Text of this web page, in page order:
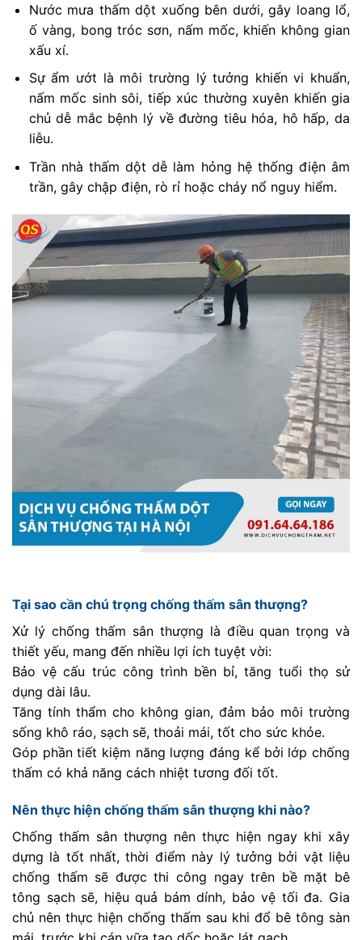
Nước mưa thấm dột xuống bên dưới, gây loang lổ,
ố vàng, bong tróc sơn, nấm mốc, khiến không gian
xấu xí.
Sự ẩm ướt là môi trường lý tưởng khiến vi khuẩn,
nấm mốc sinh sôi, tiếp xúc thường xuyên khiến gia
chủ dễ mắc bệnh lý về đường tiêu hóa, hô hấp, da
liễu.
Trần nhà thấm dột dễ làm hỏng hệ thống điện âm
trần, gây chập điện, rò rỉ hoặc cháy nổ nguy hiểm.
Tại sao cần chú trọng chống thấm sân thượng?
Xử lý chống thấm sân thượng là điều quan trọng và
thiết yếu, mang đến nhiều lợi ích tuyệt vời:
Bảo vệ cấu trúc công trình bền bỉ, tăng tuổi thọ sử
dụng dài lâu.
Tăng tính thẩm cho không gian, đảm bảo môi trường
sống khô ráo, sạch sẽ, thoải mái, tốt cho sức khỏe.
Góp phần tiết kiệm năng lượng đáng kể bởi lớp chống
thấm có khả năng cách nhiệt tương đối tốt.
Nên thực hiện chống thấm sân thượng khi nào?
Chống thấm sân thượng nên thực hiện ngay khi xây
dựng là tốt nhất, thời điểm này lý tưởng bởi vật liệu
chống thấm sẽ được thi công ngay trên bề mặt bê
tông sạch sẽ, hiệu quả bám dính, bảo vệ tối đa. Gia
chủ nên thực hiện chống thấm sau khi đổ bê tông sàn